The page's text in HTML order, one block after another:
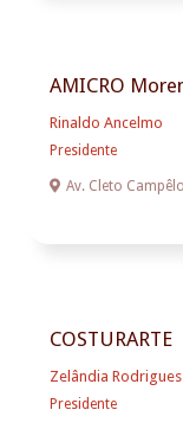
AMICRO
Rinaldo Ancelmo
Presidente
 Av. Cleto
COSTURARTE
Zelândia Rodrigues
Presidente